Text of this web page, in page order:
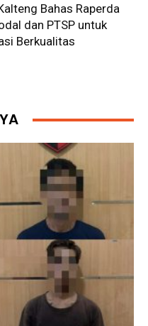
Bahas Raperda
dan PTSP untuk
Berkualitas